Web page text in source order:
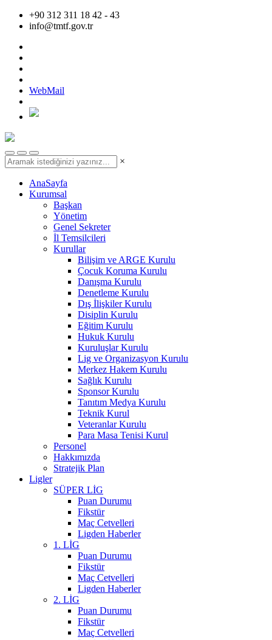
+90 312 311 18 42 - 43
info@tmtf.gov.tr
WebMail
×
AnaSayfa
Kurumsal
Başkan
Yönetim
Genel Sekreter
İl Temsilcileri
Kurullar
Bilişim ve ARGE Kurulu
Çocuk Koruma Kurulu
Danışma Kurulu
Denetleme Kurulu
Dış İlişkiler Kurulu
Disiplin Kurulu
Eğitim Kurulu
Hukuk Kurulu
Kuruluşlar Kurulu
Lig ve Organizasyon Kurulu
Merkez Hakem Kurulu
Sağlık Kurulu
Sponsor Kurulu
Tanıtım Medya Kurulu
Teknik Kurul
Veteranlar Kurulu
Para Masa Tenisi Kurul
Personel
Hakkımızda
Stratejik Plan
Ligler
SÜPER LİG
Puan Durumu
Fikstür
Maç Cetvelleri
Ligden Haberler
1. LİG
Puan Durumu
Fikstür
Maç Cetvelleri
Ligden Haberler
2. LİG
Puan Durumu
Fikstür
Maç Cetvelleri